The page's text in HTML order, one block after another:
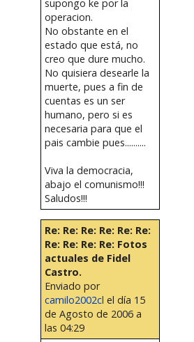
supongo ke por la
operacion.
No obstante en el
estado que está, no
creo que dure mucho.
No quisiera desearle la
muerte, pues a fin de
cuentas es un ser
humano, pero si es
necesaria para que el
pais cambie pues..........
Viva la democracia,
abajo el comunismo!!!
Saludos!!!
Re: Re: Re: Re: Re: Re:
Re: Re: Re: Re: Fotos
actuales de Fidel
Castro.
Enviado por
camilo2002cl el día 15
de Agosto de 2006 a
las 04:29